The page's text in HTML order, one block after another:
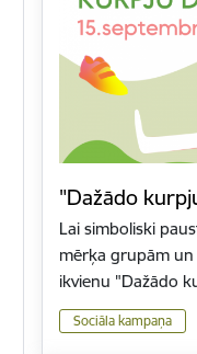
"Dažādo
Lai simboliski
mērķa grupām un
ikvienu "Dažādo
Sociāla kampaņa